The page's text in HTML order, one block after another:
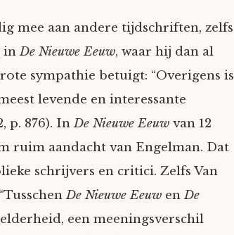
mee aan andere tijdschriften, zelfs
inDe Nieuwe Eeuw, waar hij dan al
sympathie betuigt: “Overigens is
levende en interessante
p. 876). InDe Nieuwe Eeuw van 12
ruim aandacht van Engelman. Dat
schrijvers en critici. Zelfs Van
De Nieuwe Eeuw enDe
een meeningsver­schil